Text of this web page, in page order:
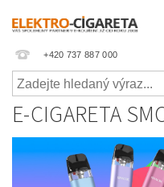
+420 737 887 000
E-CIGARETA